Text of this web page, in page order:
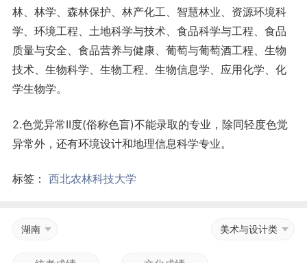
林、林学、森林保护、林产化工、智慧林业、资源环境科
学、环境工程、土地科学与技术、食品科学与工程、食品
质量与安全、食品营养与健康、葡萄与葡萄酒工程、生物
技术、生物科学、生物工程、生物信息学、应用化学、化
学生物学。
2.色觉异常II度(俗称色盲)不能录取的专业，除同轻度色觉
异常外，还有环境设计和地理信息科学专业。
标签： 西北农林科技大学
湖南 美术与设计类